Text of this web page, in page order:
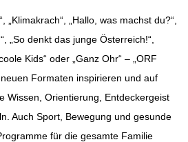
„Klimakrach“, „Hallo, was machst du?“,
„So denkt das junge Österreich!“,
Kids“ oder „Ganz Ohr“ – „ORF
Formaten inspirieren und auf
Wissen, Orientierung, Entdeckergeist
Auch Sport, Bewegung und gesunde
für die gesamte Familie